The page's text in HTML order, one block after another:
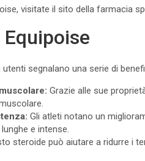
visitate il sito della farmacia
segnalano una serie di
Grazie alle sue
Gli atleti notano un
e intense.
steroide può aiutare a ridurre i